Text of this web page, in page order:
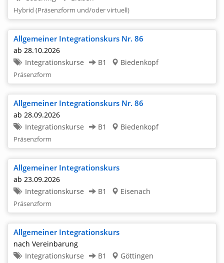
Hybrid (Präsenzform und/oder virtuell)
Allgemeiner Integrationskurs Nr. 86
ab 28.10.2026
Integrationskurse
B1 Biedenkopf
Präsenzform
Allgemeiner Integrationskurs Nr. 86
ab 28.09.2026
Integrationskurse
B1 Biedenkopf
Präsenzform
Allgemeiner Integrationskurs
ab 23.09.2026
Integrationskurse
B1 Eisenach
Präsenzform
Allgemeiner Integrationskurs
nach Vereinbarung
Integrationskurse
B1 Göttingen